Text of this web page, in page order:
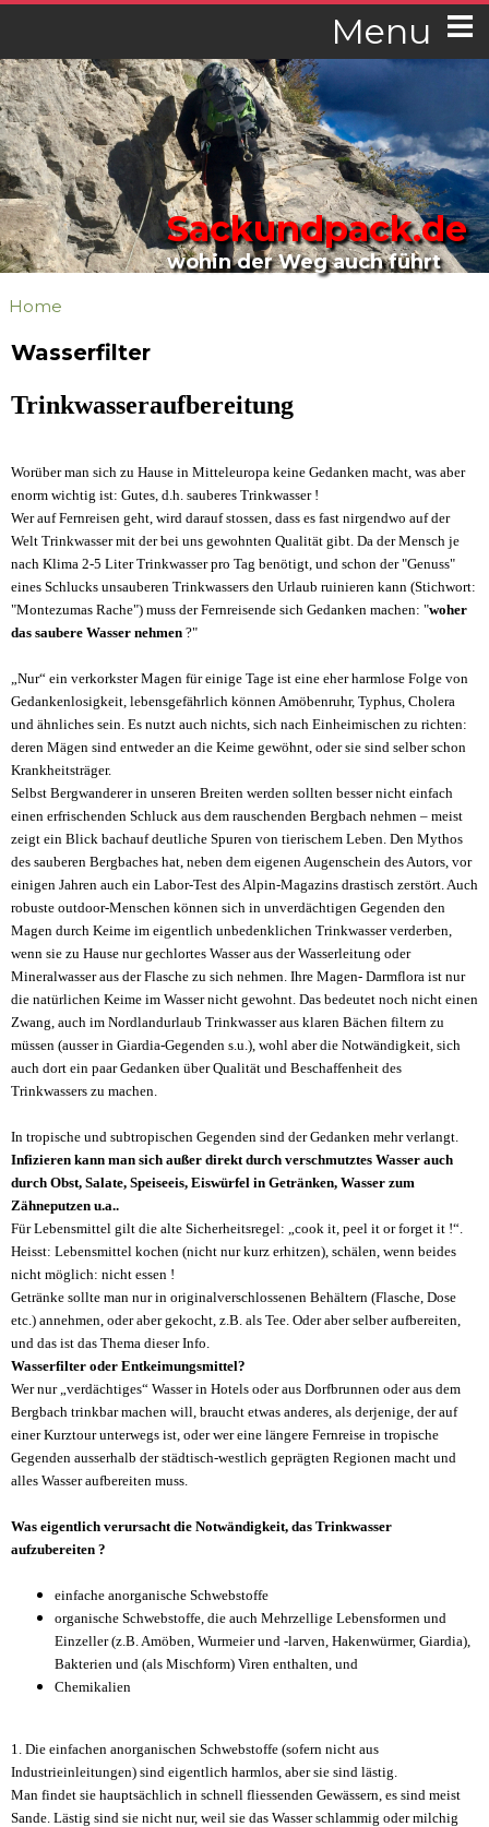
Menu
Sackundpack.de
wohin der Weg auch führt
Home
Wasserfilter
Trinkwasseraufbereitung
Worüber man sich zu Hause in Mitteleuropa keine Gedanken macht, was aber
enorm wichtig ist: Gutes, d.h. sauberes Trinkwasser !
Wer auf Fernreisen geht, wird darauf stossen, dass es fast nirgendwo auf der
Welt Trinkwasser mit der bei uns gewohnten Qualität gibt. Da der Mensch je
nach Klima 2-5 Liter Trinkwasser pro Tag benötigt, und schon der "Genuss"
eines Schlucks unsauberen Trinkwassers den Urlaub ruinieren kann (Stichwort:
"Montezumas Rache") muss der Fernreisende sich Gedanken machen: "woher
das saubere Wasser nehmen ?"
„Nur“ ein verkorkster Magen für einige Tage ist eine eher harmlose Folge von
Gedankenlosigkeit, lebensgefährlich können Amöbenruhr, Typhus, Cholera
und ähnliches sein. Es nutzt auch nichts, sich nach Einheimischen zu richten:
deren Mägen sind entweder an die Keime gewöhnt, oder sie sind selber schon
Krankheitsträger.
Selbst Bergwanderer in unseren Breiten werden sollten besser nicht einfach
einen erfrischenden Schluck aus dem rauschenden Bergbach nehmen – meist
zeigt ein Blick bachauf deutliche Spuren von tierischem Leben. Den Mythos
des sauberen Bergbaches hat, neben dem eigenen Augenschein des Autors, vor
einigen Jahren auch ein Labor-Test des Alpin-Magazins drastisch zerstört. Auch
robuste outdoor-Menschen können sich in unverdächtigen Gegenden den
Magen durch Keime im eigentlich unbedenklichen Trinkwasser verderben,
wenn sie zu Hause nur gechlortes Wasser aus der Wasserleitung oder
Mineralwasser aus der Flasche zu sich nehmen. Ihre Magen- Darmflora ist nur
die natürlichen Keime im Wasser nicht gewohnt. Das bedeutet noch nicht einen
Zwang, auch im Nordlandurlaub Trinkwasser aus klaren Bächen filtern zu
müssen (ausser in Giardia-Gegenden s.u.), wohl aber die Notwändigkeit, sich
auch dort ein paar Gedanken über Qualität und Beschaffenheit des
Trinkwassers zu machen.
In tropische und subtropischen Gegenden sind der Gedanken mehr verlangt.
Infizieren kann man sich außer direkt durch verschmutztes Wasser auch
durch Obst, Salate, Speiseeis, Eiswürfel in Getränken, Wasser zum
Zähneputzen u.a..
Für Lebensmittel gilt die alte Sicherheitsregel: „cook it, peel it or forget it !“.
Heisst: Lebensmittel kochen (nicht nur kurz erhitzen), schälen, wenn beides
nicht möglich: nicht essen !
Getränke sollte man nur in originalverschlossenen Behältern (Flasche, Dose
etc.) annehmen, oder aber gekocht, z.B. als Tee. Oder aber selber aufbereiten,
und das ist das Thema dieser Info.
Wasserfilter oder Entkeimungsmittel?
Wer nur „verdächtiges“ Wasser in Hotels oder aus Dorfbrunnen oder aus dem
Bergbach trinkbar machen will, braucht etwas anderes, als derjenige, der auf
einer Kurztour unterwegs ist, oder wer eine längere Fernreise in tropische
Gegenden ausserhalb der städtisch-westlich geprägten Regionen macht und
alles Wasser aufbereiten muss.
Was eigentlich verursacht die Notwändigkeit, das Trinkwasser
aufzubereiten ?
einfache anorganische Schwebstoffe
organische Schwebstoffe, die auch Mehrzellige Lebensformen und
Einzeller (z.B. Amöben, Wurmeier und -larven, Hakenwürmer, Giardia),
Bakterien und (als Mischform) Viren enthalten, und
Chemikalien
1. Die einfachen anorganischen Schwebstoffe (sofern nicht aus
Industrieinleitungen) sind eigentlich harmlos, aber sie sind lästig.
Man findet sie hauptsächlich in schnell fliessenden Gewässern, es sind meist
Sande. Lästig sind sie nicht nur, weil sie das Wasser schlammig oder milchig